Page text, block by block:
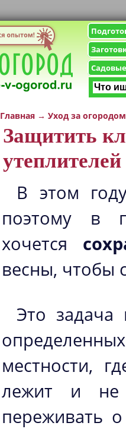
Главная → Уход за огородом
Защитить
утеплителей
В этом
поэтому в
хочется
весны, чтобы
Это задача
местности,
лежит и не
переживать